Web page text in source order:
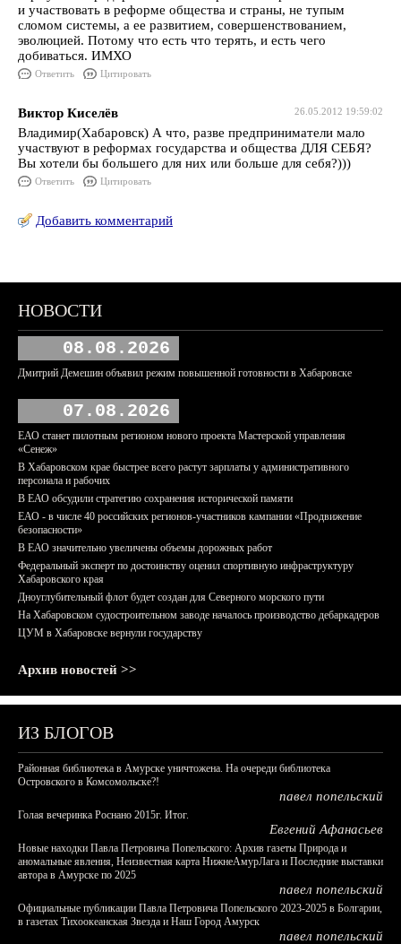
и участвовать в реформе общества и страны, не тупым
сломом системы, а ее развитием, совершенствованием,
эволюцией. Потому что есть что терять, и есть чего
добиваться. ИМХО
Ответить Цитировать
26.05.2012 19:59:02
Виктор Киселёв
Владимир(Хабаровск) А что, разве предприниматели мало
участвуют в реформах государства и общества ДЛЯ СЕБЯ?
Вы хотели бы большего для них или больше для себя?)))
Ответить Цитировать
Добавить комментарий
НОВОСТИ
08.08.2026
Дмитрий Демешин объявил режим повышенной готовности в Хабаровске
07.08.2026
ЕАО станет пилотным регионом нового проекта Мастерской управления
«Сенеж»
В Хабаровском крае быстрее всего растут зарплаты у административного
персонала и рабочих
В ЕАО обсудили стратегию сохранения исторической памяти
ЕАО - в числе 40 российских регионов-участников кампании «Продвижение
безопасности»
В ЕАО значительно увеличены объемы дорожных работ
Федеральный эксперт по достоинству оценил спортивную инфраструктуру
Хабаровского края
Дноуглубительный флот будет создан для Северного морского пути
На Хабаровском судостроительном заводе началось производство дебаркадеров
ЦУМ в Хабаровске вернули государству
Архив новостей >>
ИЗ БЛОГОВ
Районная библиотека в Амурске уничтожена. На очереди библиотека
Островского в Комсомольске?!
павел попельский
Голая вечеринка Роснано 2015г. Итог.
Евгений Афанасьев
Новые находки Павла Петровича Попельского: Архив газеты Природа и
аномальные явления, Неизвестная карта НижнеАмурЛага и Последние выставки
автора в Амурске по 2025
павел попельский
Официальные публикации Павла Петровича Попельского 2023-2025 в Болгарии,
в газетах Тихоокеанская Звезда и Наш Город Амурск
павел попельский